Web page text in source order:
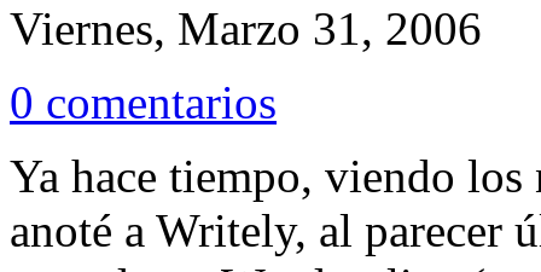
Viernes, Marzo 31, 2006
0 comentarios
Ya hace tiempo, viendo
anoté a Writely, al parecer